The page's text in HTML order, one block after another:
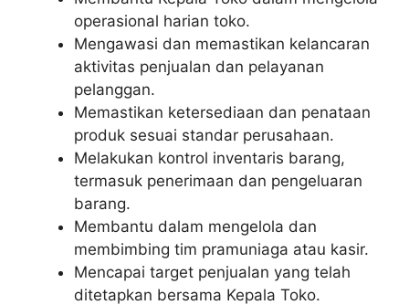
operasional harian toko.
Mengawasi dan memastikan kelancaran
aktivitas penjualan dan pelayanan
pelanggan.
Memastikan ketersediaan dan penataan
produk sesuai standar perusahaan.
Melakukan kontrol inventaris barang,
termasuk penerimaan dan pengeluaran
barang.
Membantu dalam mengelola dan
membimbing tim pramuniaga atau kasir.
Mencapai target penjualan yang telah
ditetapkan bersama Kepala Toko.